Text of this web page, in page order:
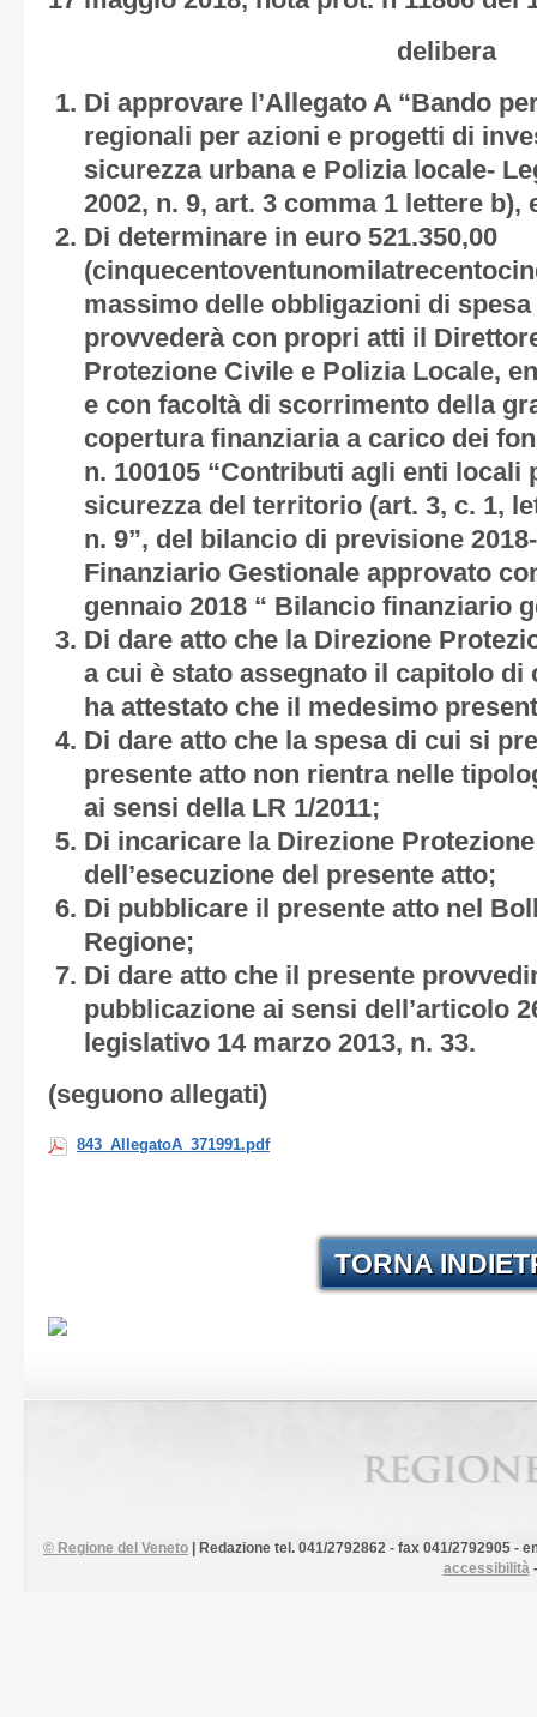
delibera
Di approvare l’Allegato A “Bando
regionali per azioni e progetti di
sicurezza urbana e Polizia locale-
2002, n. 9, art. 3 comma 1 lettere b),
Di determinare in euro 521.350,00
massimo delle obbligazioni di
provvederà con propri atti il
Protezione Civile e Polizia Locale,
e con facoltà di scorrimento della
copertura finanziaria a carico dei
n. 100105 “Contributi agli enti
sicurezza del territorio (art. 3, c. 1,
n. 9”, del bilancio di previsione
Finanziario Gestionale approvato
gennaio 2018 “ Bilancio finanziario
Di dare atto che la Direzione
a cui è stato assegnato il capitolo di
ha attestato che il medesimo
Di dare atto che la spesa di cui si
presente atto non rientra nelle
ai sensi della LR 1/2011;
Di incaricare la Direzione
dell’esecuzione del presente atto;
Di pubblicare il presente atto nel
Regione;
Di dare atto che il presente
pubblicazione ai sensi dell’articolo
legislativo 14 marzo 2013, n. 33.
(seguono allegati)
843_AllegatoA_371991.pdf
TORNA
© Regione del Veneto
| Redazione tel. 041/2792862 - fax 041/2792905 -
accessibilità